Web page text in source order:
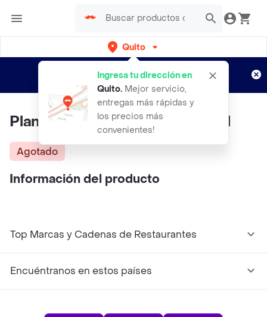
Quito
Ingresa tu dirección en
Quito. Mejor servicio,
entregas más rápidas y
los precios más
convenientes!
envíos gratis por semanas
Aplican TyC
Planeta Plumbago Rosso 750ml
Agotado
Información del producto
Top Marcas y Cadenas de Restaurantes
Encuéntranos en estos países